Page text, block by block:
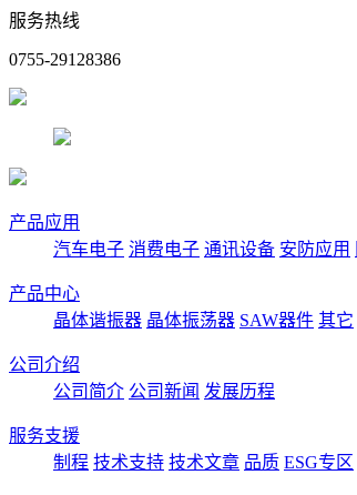
服务热线
0755-29128386
产品应用
汽车电子 消费电子 通讯设备 安防应用
产品中心
晶体谐振器 晶体振荡器 SAW器件 其它
公司介绍
公司简介 公司新闻 发展历程
服务支援
制程 技术支持 技术文章 品质 ESG专区